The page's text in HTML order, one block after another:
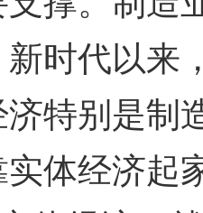
时代以来
特别是制
体经济起